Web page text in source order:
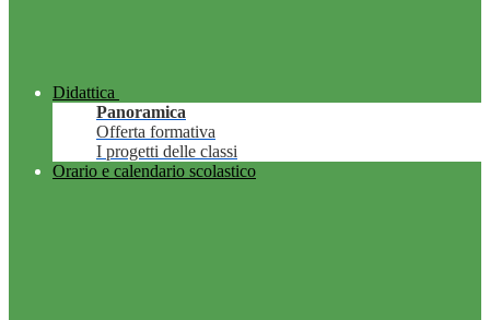
Didattica
Panoramica
Offerta formativa
I progetti delle classi
Orario e calendario scolastico